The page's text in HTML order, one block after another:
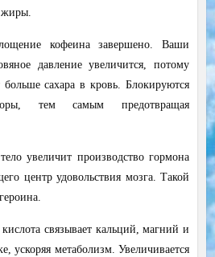
жиры.
кофеина завершено. Ваши
давление увеличится, потому
больше сахара в кровь. Блокируются
тем самым предотвращая
увеличит производство гормона
центр удовольствия мозга. Такой
связывает кальций, магний и
ускоряя метаболизм. Увеличивается